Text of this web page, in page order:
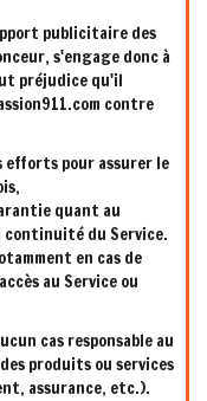
publicitaire des
s'engage donc à
préjudice qu'il
contre
efforts pour assurer le
quant au
du Service.
en cas de
au Service ou
cas responsable au
produits ou services
assurance, etc.).